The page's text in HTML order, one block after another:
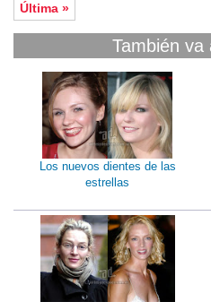
Última »
También va
Los nuevos dientes de las
estrellas